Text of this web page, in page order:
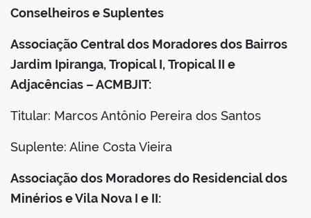
Conselheiros e Suplentes
Associação Central dos Moradores dos Bairros
Jardim Ipiranga, Tropical I, Tropical II e
Adjacências – ACMBJIT:
Titular: Marcos Antônio Pereira dos Santos
Suplente: Aline Costa Vieira
Associação dos Moradores do Residencial dos
Minérios e Vila Nova I e II: